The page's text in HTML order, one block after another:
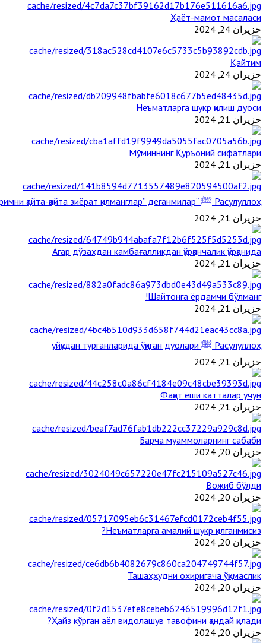
Ҳаёт-мамот масаласи
حزيران 24, 2024
Қайтим
حزيران 24, 2024
Неъматларга шукр қилиш дуоси
حزيران 21, 2024
Мўминнинг Қуръоний сифатлари
حزيران 21, 2024
Расулуллоҳ ﷺ “Қабримни қайта-қайта зиёрат қилманглар” деганмилар?
حزيران 21, 2024
Агар дўзахдан камбағалликдан қўрққанчалик қўрққанида
حزيران 21, 2024
Шайтонга ёрдамчи бўлманг!
حزيران 21, 2024
Расулуллоҳ ﷺ уйқудан турганларида ўқиган дуолари
حزيران 21, 2024
Фақат ёши катталар учун
حزيران 21, 2024
Барча муаммоларнинг сабаби
حزيران 20, 2024
Вожиб бўлди
حزيران 20, 2024
Неъматларга амалий шукр қилганмисиз?
حزيران 20, 2024
Ташаҳҳудни охиригача ўқимаслик
حزيران 20, 2024
Ҳайз кўрган аёл видолашув тавофини қандай қилади?
حزيران 20, 2024